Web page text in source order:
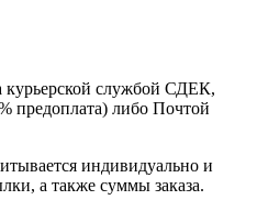
курьерской службой СДЕК,
предоплата) либо Почтой
индивидуально и
а также суммы заказа.